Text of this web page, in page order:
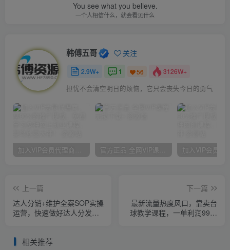
You see what you believe.
一个人相信什么，就会看见什么
韩傅五哥 关注
2.9W+ 1 56 3126W+
担忧不会清空明日的烦恼，它只会丧失今日的勇气
加入VIP会员代理商，享90%的推广提成，免费学习多种网上创业课程，菜鸟秒变大神！ 官方正品 全网VIP课程 无损下载~
上一篇
达人分销+维护全案SOP实操
运营，快速做好达人分发和
下一篇
最新流量热度风口，靠卖台
球教学课程，一单利润99，
相关推荐